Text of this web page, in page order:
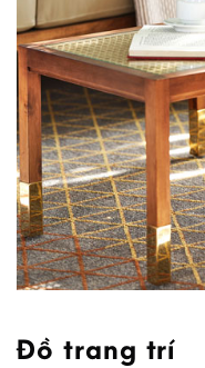
Đồ trang trí